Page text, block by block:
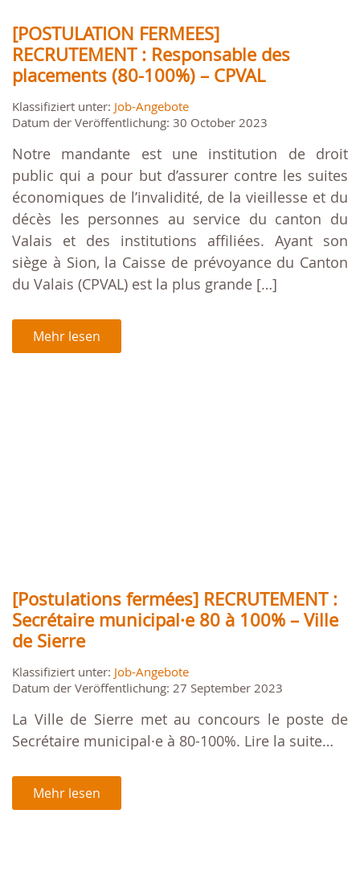
[POSTULATION FERMEES]
RECRUTEMENT : Responsable des
placements (80-100%) – CPVAL
Klassifiziert unter: Job-Angebote
Datum der Veröffentlichung: 30 October 2023
Notre mandante est une institution de droit
public qui a pour but d’assurer contre les suites
économiques de l’invalidité, de la vieillesse et du
décès les personnes au service du canton du
Valais et des institutions affiliées. Ayant son
siège à Sion, la Caisse de prévoyance du Canton
du Valais (CPVAL) est la plus grande […]
Mehr lesen
[Postulations fermées] RECRUTEMENT :
Secrétaire municipal·e 80 à 100% – Ville
de Sierre
Klassifiziert unter: Job-Angebote
Datum der Veröffentlichung: 27 September 2023
La Ville de Sierre met au concours le poste de
Secrétaire municipal·e à 80-100%. Lire la suite…
Mehr lesen